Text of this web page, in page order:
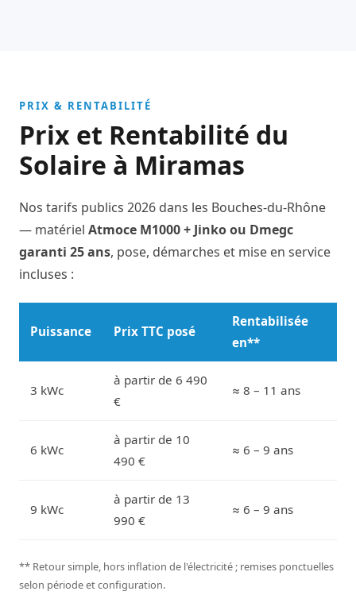
PRIX & RENTABILITÉ
Prix et Rentabilité du
Solaire à Miramas
Nos tarifs publics 2026 dans les Bouches-du-Rhône
— matériel Atmoce M1000 + Jinko ou Dmegc
garanti 25 ans, pose, démarches et mise en service
incluses :
Puissance Prix TTC posé
Rentabilisée
en**
3 kWc
à partir de 6 490
€
≈ 8 – 11 ans
6 kWc
à partir de 10
490 €
≈ 6 – 9 ans
9 kWc
à partir de 13
990 €
≈ 6 – 9 ans
** Retour simple, hors inflation de l'électricité ; remises ponctuelles
selon période et configuration.